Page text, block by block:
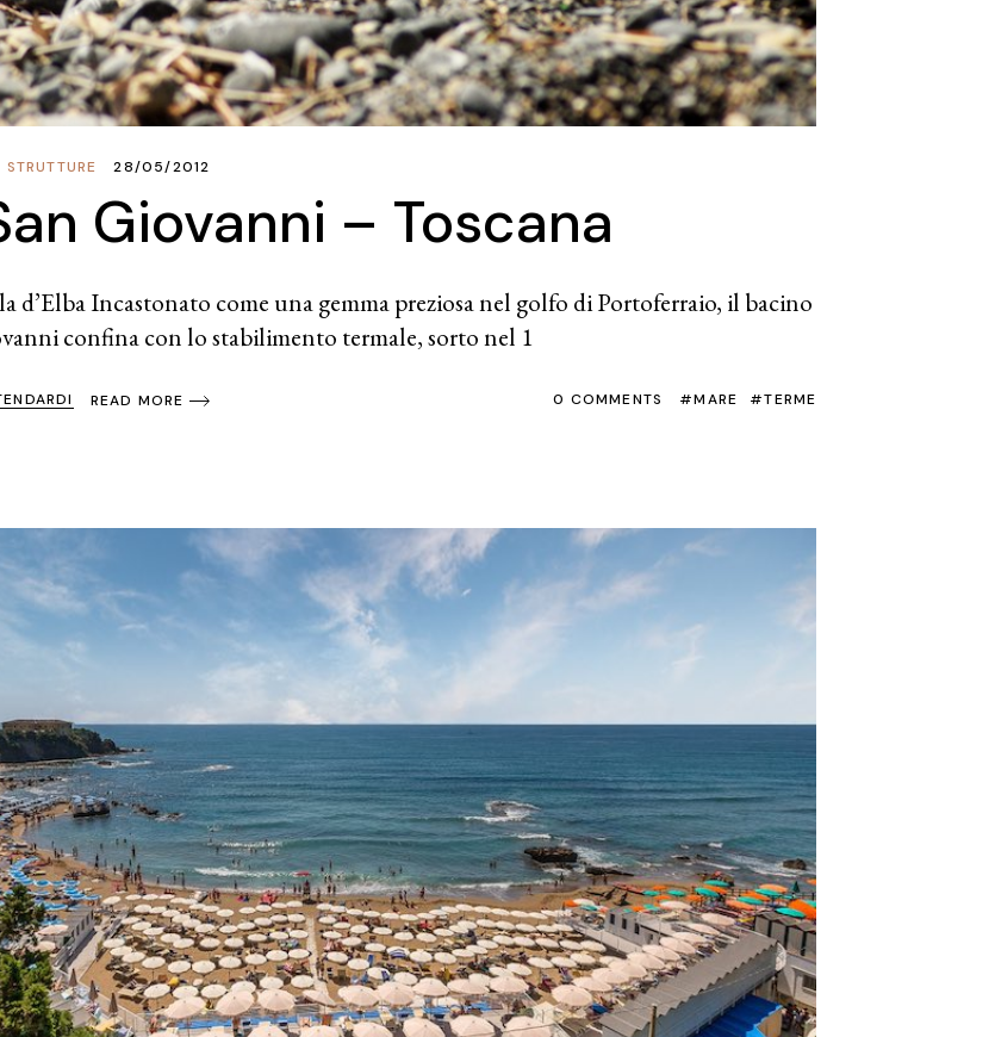
28/05/2012
Giovanni – Toscana
d’Elba Incastonato come una gemma preziosa nel golfo di Portoferraio, il bacino
confina con lo stabilimento termale, sorto nel 1
READ MORE 0 COMMENTS MARE TERME